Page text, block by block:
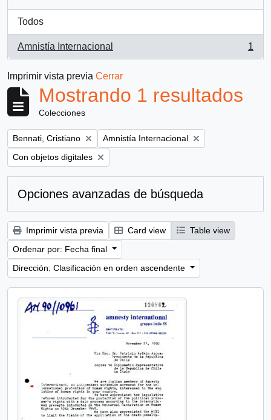
Todos
Amnistía Internacional
, 1 resultados
1
Imprimir vista previa Cerrar
Mostrando 1 resultados
Colecciones
Remove filter:
Bennati, Cristiano Remove filter:
Amnistía Internacional
Remove filter:
Con objetos digitales
Opciones avanzadas de búsqueda
Imprimir vista previa Card view
Table view
Ordenar por: Fecha final
Dirección: Clasificación en orden ascendente